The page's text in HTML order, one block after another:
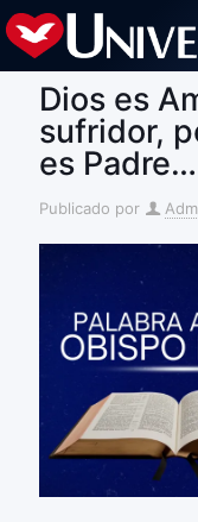
Dios es
sufridor,
es Padre…
Publicado por